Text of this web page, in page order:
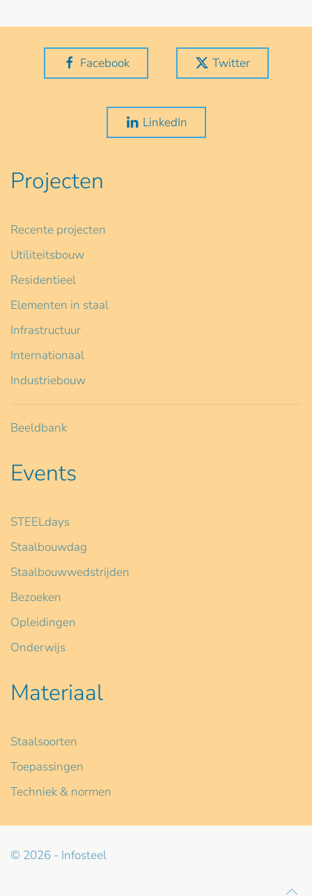
Facebook Twitter
LinkedIn
Projecten
Recente projecten
Utiliteitsbouw
Residentieel
Elementen in staal
Infrastructuur
Internationaal
Industriebouw
Beeldbank
Events
STEELdays
Staalbouwdag
Staalbouwwedstrijden
Bezoeken
Opleidingen
Onderwijs
Materiaal
Staalsoorten
Toepassingen
Techniek & normen
© 2026 - Infosteel